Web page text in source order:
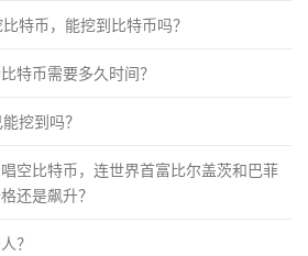
特币，能挖到比特币吗？
特币需要多久时间？
挖到吗？
空比特币，连世界首富比尔盖茨和巴菲
还是飙升？
？